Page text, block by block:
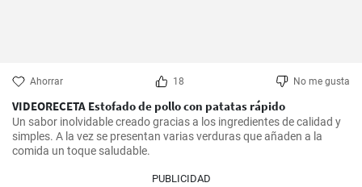
Ahorrar 18 No me gusta
VIDEORECETA Estofado de pollo con patatas rápido
Un sabor inolvidable creado gracias a los ingredientes de calidad y
simples. A la vez se presentan varias verduras que añaden a la
comida un toque saludable.
PUBLICIDAD